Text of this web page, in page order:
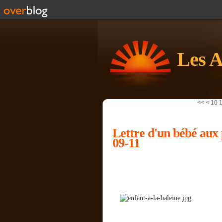
Les
<< < 10
Lettre d'un bébé aux
09-11